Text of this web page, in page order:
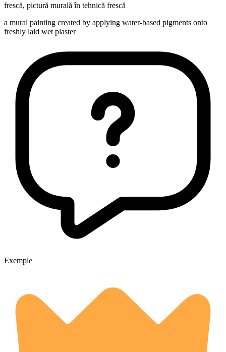
frescă, pictură murală în tehnică frescă
a mural painting created by applying water-based pigments onto
freshly laid wet plaster
Exemple